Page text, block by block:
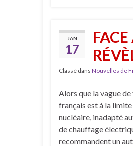
JAN
17
Classé dans Nouvelles de
Alors que la vague
français est à la
nucléaire, inadapté
de chauffage
recommandent un